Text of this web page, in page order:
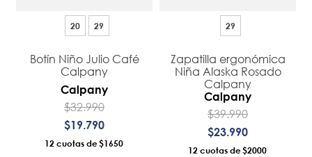
20 29
Botín Niño Julio Café
Calpany
Calpany
$32.990
$19 790
12 $1650
29
Zapatilla ergonómica
Niña Alaska Rosado
Calpany
Calpany
$39.990
$23 990
12 $2000